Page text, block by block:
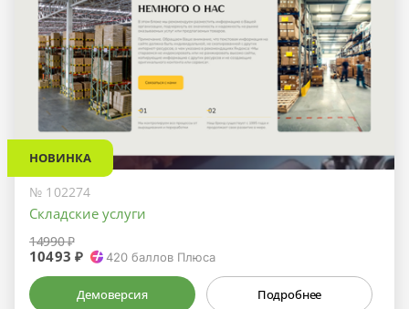
НОВИНКА
№ 102274
Складские услуги
14990 ₽
10493 ₽ 420 баллов Плюса
Демоверсия Подробнее